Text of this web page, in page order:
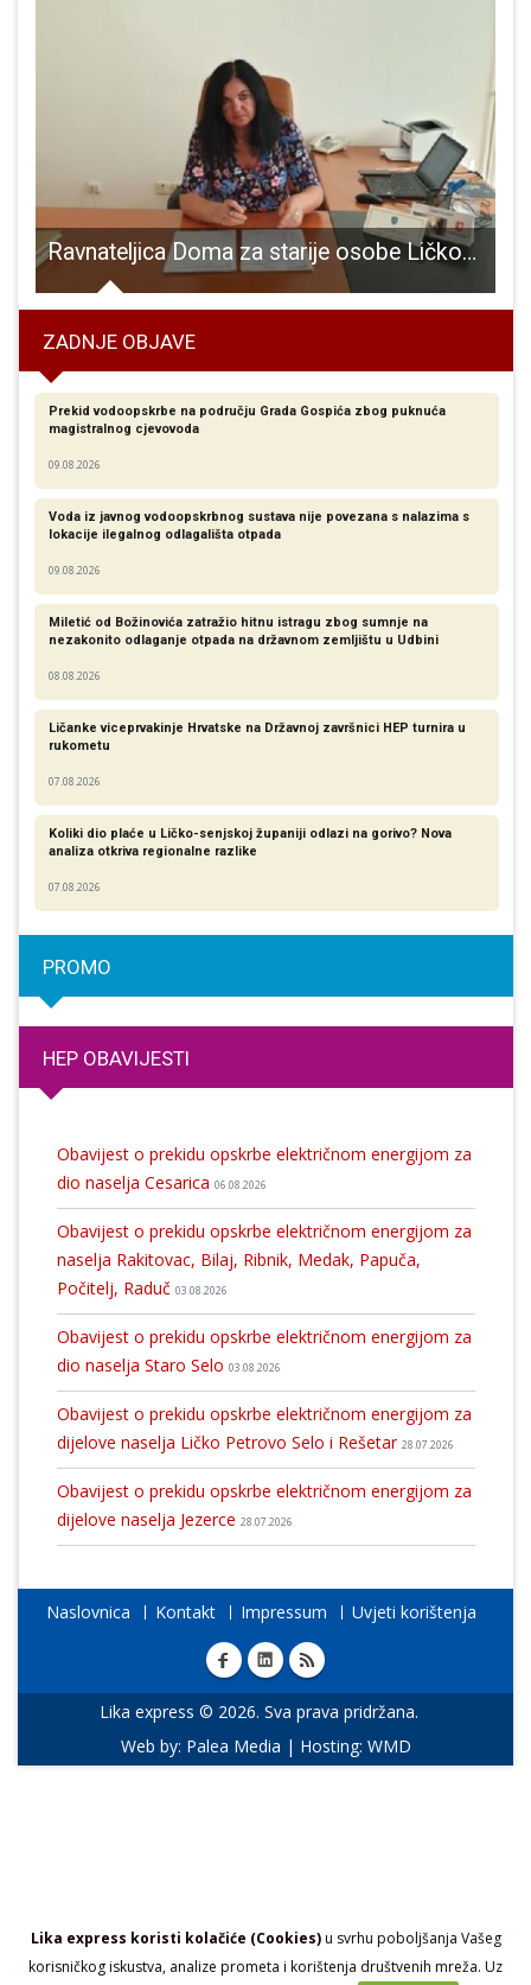
Lika express koristi kolačiće (Cookies)u svrhu poboljšanja Vašeg
korisničkog iskustva, analize prometa i korištenja društvenih mreža. Uz
Ravnateljica Doma za starije osobe Ličko-senjske županije dipl.oec. Ivanka Stilinović o teškom stanju u Domu
ZADNJE OBJAVE
Prekid vodoopskrbe na području Grada Gospića zbog puknuća
magistralnog cjevovoda
09.08.2026
Voda iz javnog vodoopskrbnog sustava nije povezana s nalazima s
lokacije ilegalnog odlagališta otpada
09.08.2026
Miletić od Božinovića zatražio hitnu istragu zbog sumnje na
nezakonito odlaganje otpada na državnom zemljištu u Udbini
08.08.2026
Ličanke viceprvakinje Hrvatske na Državnoj završnici HEP turnira u
rukometu
07.08.2026
Koliki dio plaće u Ličko-senjskoj županiji odlazi na gorivo? Nova
analiza otkriva regionalne razlike​
07.08.2026
PROMO
HEP OBAVIJESTI
Obavijest o prekidu opskrbe električnom energijom za
dio naselja Cesarica 06.08.2026
Obavijest o prekidu opskrbe električnom energijom za
naselja Rakitovac, Bilaj, Ribnik, Medak, Papuča,
Počitelj, Raduč 03.08.2026
Obavijest o prekidu opskrbe električnom energijom za
dio naselja Staro Selo 03.08.2026
Obavijest o prekidu opskrbe električnom energijom za
dijelove naselja Ličko Petrovo Selo i Rešetar 28.07.2026
Obavijest o prekidu opskrbe električnom energijom za
dijelove naselja Jezerce 28.07.2026
Naslovnica Kontakt Impressum Uvjeti korištenja
Lika express © 2026. Sva prava pridržana.
Web by: Palea Media | Hosting: WMD